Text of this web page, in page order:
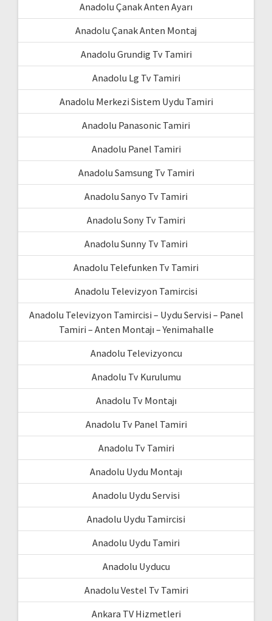
Anadolu Çanak Anten Ayarı
Anadolu Çanak Anten Montaj
Anadolu Grundig Tv Tamiri
Anadolu Lg Tv Tamiri
Anadolu Merkezi Sistem Uydu Tamiri
Anadolu Panasonic Tamiri
Anadolu Panel Tamiri
Anadolu Samsung Tv Tamiri
Anadolu Sanyo Tv Tamiri
Anadolu Sony Tv Tamiri
Anadolu Sunny Tv Tamiri
Anadolu Telefunken Tv Tamiri
Anadolu Televizyon Tamircisi
Anadolu Televizyon Tamircisi – Uydu Servisi – Panel
Tamiri – Anten Montajı – Yenimahalle
Anadolu Televizyoncu
Anadolu Tv Kurulumu
Anadolu Tv Montajı
Anadolu Tv Panel Tamiri
Anadolu Tv Tamiri
Anadolu Uydu Montajı
Anadolu Uydu Servisi
Anadolu Uydu Tamircisi
Anadolu Uydu Tamiri
Anadolu Uyducu
Anadolu Vestel Tv Tamiri
Ankara TV Hizmetleri